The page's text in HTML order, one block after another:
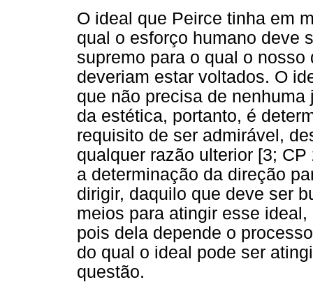
O ideal que Peirce tinha em
qual o esforço humano deve
supremo para o qual o
deveriam estar voltados. O
que não precisa de
da estética, portanto, é
requisito de ser admirável,
qualquer razão ulterior [3;
a determinação da direção
dirigir, daquilo que deve ser
meios para atingir esse
pois dela depende o
do qual o ideal pode ser
questão.